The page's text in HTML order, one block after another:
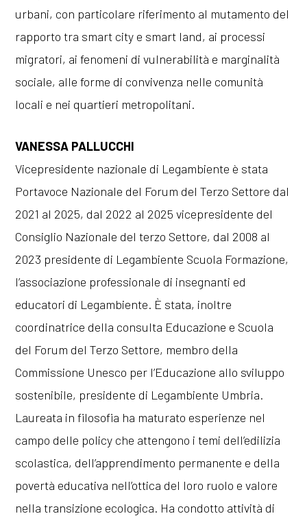
urbani, con particolare riferimento al mutamento del
rapporto tra smart city e smart land, ai processi
migratori, ai fenomeni di vulnerabilità e marginalità
sociale, alle forme di convivenza nelle comunità
locali e nei quartieri metropolitani.
VANESSA PALLUCCHI
Vicepresidente nazionale di Legambiente è stata
Portavoce Nazionale del Forum del Terzo Settore dal
2021 al 2025, dal 2022 al 2025 vicepresidente del
Consiglio Nazionale del terzo Settore, dal 2008 al
2023 presidente di Legambiente Scuola Formazione,
l’associazione professionale di insegnanti ed
educatori di Legambiente. È stata, inoltre
coordinatrice della consulta Educazione e Scuola
del Forum del Terzo Settore, membro della
Commissione Unesco per l’Educazione allo sviluppo
sostenibile, presidente di Legambiente Umbria.
Laureata in filosofia ha maturato esperienze nel
campo delle policy che attengono i temi dell’edilizia
scolastica, dell’apprendimento permanente e della
povertà educativa nell’ottica del loro ruolo e valore
nella transizione ecologica. Ha condotto attività di